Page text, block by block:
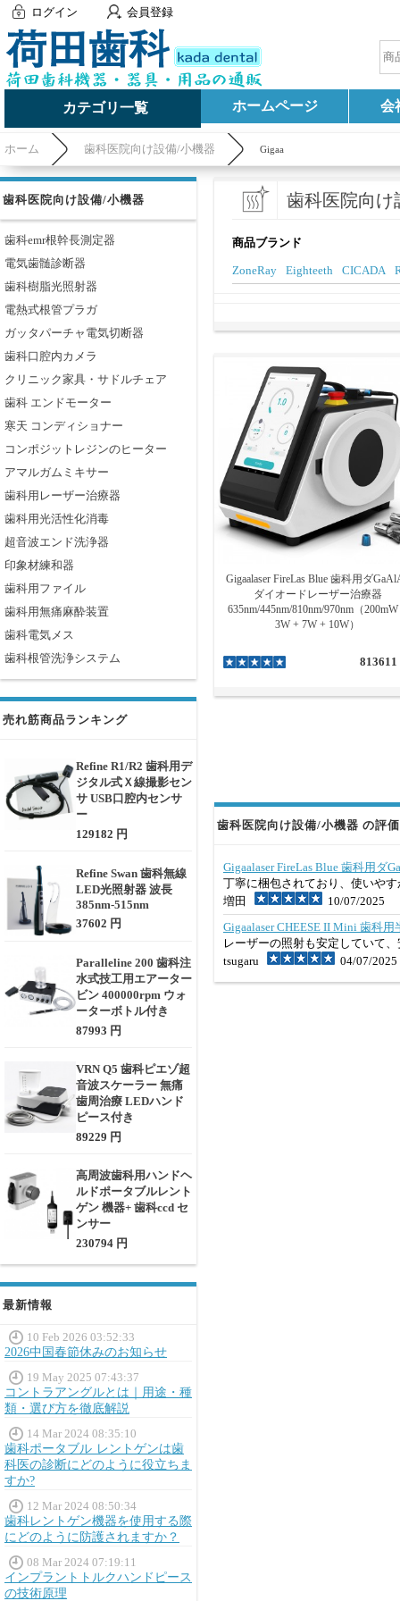
ログイン 会員登録
カテゴリ一覧 ホームページ 会
ホーム 歯科医院向け設備/小機器 Gigaa
歯科医院向け設備/小機器
歯科emr根幹長測定器
電気歯髄診断器
歯科樹脂光照射器
電熱式根管プラガ
ガッタパーチャ電気切断器
歯科口腔内カメラ
クリニック家具・サドルチェア
歯科 エンドモーター
寒天 コンディショナー
コンポジットレジンのヒーター
アマルガムミキサー
歯科用レーザー治療器
歯科用光活性化消毒
超音波エンド洗浄器
印象材練和器
歯科用ファイル
歯科用無痛麻酔装置
歯科電気メス
歯科根管洗浄システム
売れ筋商品ランキング
Refine R1/R2 歯科用デ
ジタル式Ｘ線撮影セン
サ USB口腔内センサ
ー
129182 円
Refine Swan 歯科無線
LED光照射器 波長
385nm-515nm
37602 円
Paralleline 200 歯科注
水式技工用エアーター
ビン 400000rpm ウォ
ーターボトル付き
87993 円
VRN Q5 歯科ピエゾ超
音波スケーラー 無痛
歯周治療 LEDハンド
ピース付き
89229 円
高周波歯科用ハンドヘ
ルドポータブルレント
ゲン 機器+ 歯科ccd セ
ンサー
230794 円
最新情報
10 Feb 2026 03:52:33
2026中国春節休みのお知らせ
19 May 2025 07:43:37
コントラアングルとは｜用途・種
類・選び方を徹底解説
14 Mar 2024 08:35:10
歯科ポータブル レントゲンは歯
科医の診断にどのように役立ちま
すか?
12 Mar 2024 08:50:34
歯科レントゲン機器を使用する際
にどのように防護されますか？
08 Mar 2024 07:19:11
インプラントトルクハンドピース
の技術原理
歯科医院向け
商品ブランド
ZoneRay Eighteeth CICADA
Gigaalaser FireLas Blue 歯科用ダ
ダイオードレーザー治療器
635nm/445nm/810nm/970nm（
3W + 7W + 10W）
813611
歯科医院向け設備/小機器 の評
Gigaalaser FireLas Blue 歯科用ダ
丁寧に梱包されており、使いや
増田
10/07/2025
Gigaalaser CHEESE II Mini 歯科
レーザーの照射も安定していて
tsugaru
04/07/2025